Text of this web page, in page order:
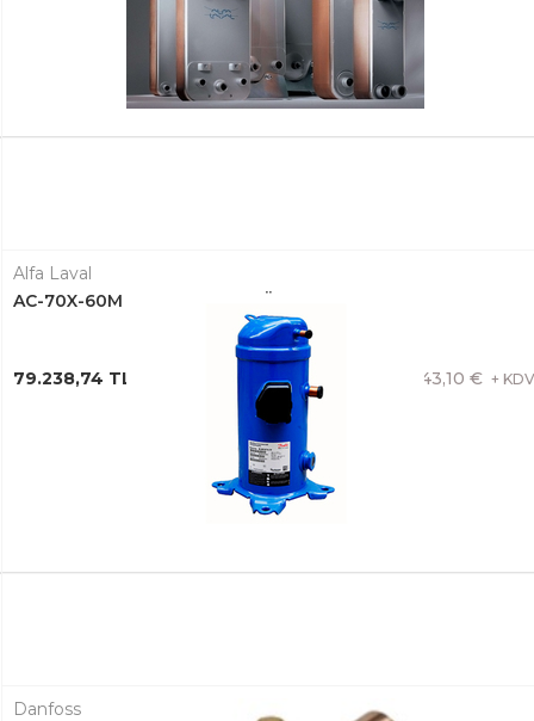
Alfa Laval
AC-70X-60M PLAKALI EŞANJÖR 3287065791
1.443,10 € + KDV
79.238,74 TL + KDV
Danfoss